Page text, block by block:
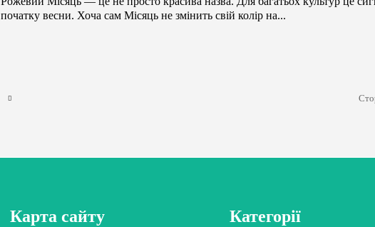
початку весни. Хоча сам Місяць не змінить свій колір на...
Карта сайту Категорії